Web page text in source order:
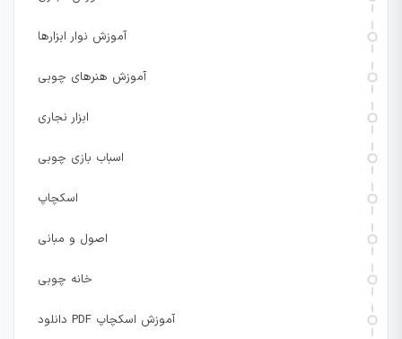
آموزش نوار ابزارها
آموزش هنرهای چوبی
ابزار نجاری
اسباب بازی چوبی
اسکچاپ
اصول و مبانی
خانه چوبی
دانلود PDF آموزش اسکچاپ